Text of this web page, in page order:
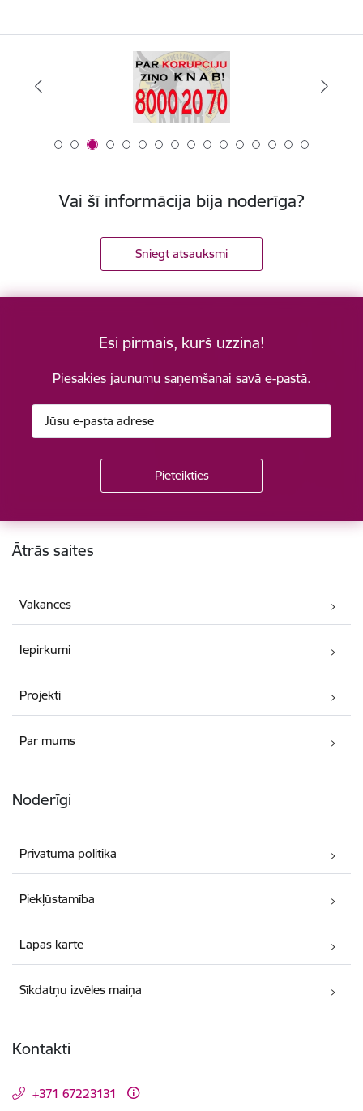
Vai šī informācija bija noderīga?
Sniegt atsauksmi
Esi pirmais, kurš uzzina!
Piesakies jaunumu saņemšanai savā e-pastā.
Kājene
Ātrās saites
Vakances
Iepirkumi
Projekti
Par mums
Noderīgi
Privātuma politika
Piekļūstamība
Lapas karte
Sīkdatņu izvēles maiņa
Kontakti
+371 67223131